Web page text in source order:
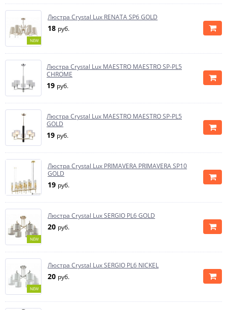
NEW
Люстра Crystal Lux RENATA SP6 GOLD
18 руб.
Люстра Crystal Lux MAESTRO MAESTRO SP-PL5
CHROME
19 руб.
Люстра Crystal Lux MAESTRO MAESTRO SP-PL5
GOLD
19 руб.
Люстра Crystal Lux PRIMAVERA PRIMAVERA SP10
GOLD
19 руб.
NEW
Люстра Crystal Lux SERGIO PL6 GOLD
20 руб.
NEW
Люстра Crystal Lux SERGIO PL6 NICKEL
20 руб.